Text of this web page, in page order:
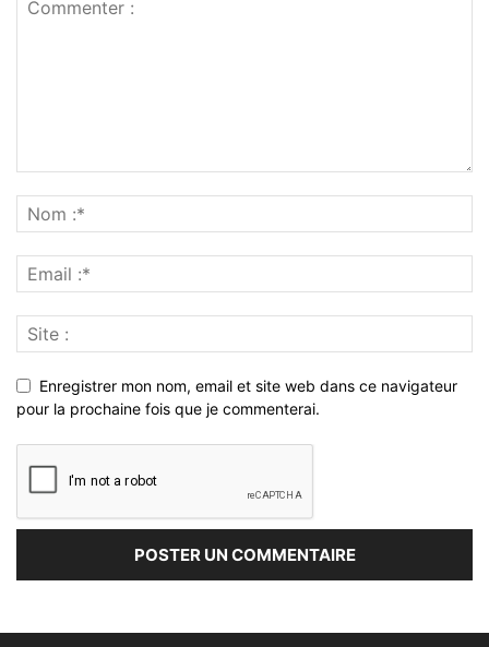
Enregistrer mon nom, email et site web dans ce navigateur
pour la prochaine fois que je commenterai.